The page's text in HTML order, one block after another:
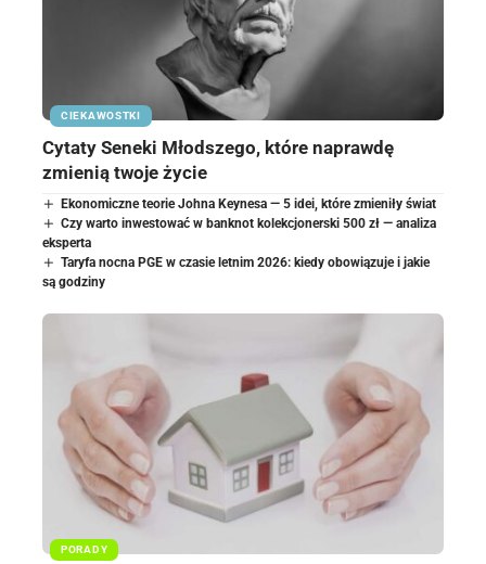
CIEKAWOSTKI
Cytaty Seneki Młodszego, które naprawdę
zmienią twoje życie
Ekonomiczne teorie Johna Keynesa — 5 idei, które zmieniły świat
Czy warto inwestować w banknot kolekcjonerski 500 zł — analiza
eksperta
Taryfa nocna PGE w czasie letnim 2026: kiedy obowiązuje i jakie
są godziny
PORADY